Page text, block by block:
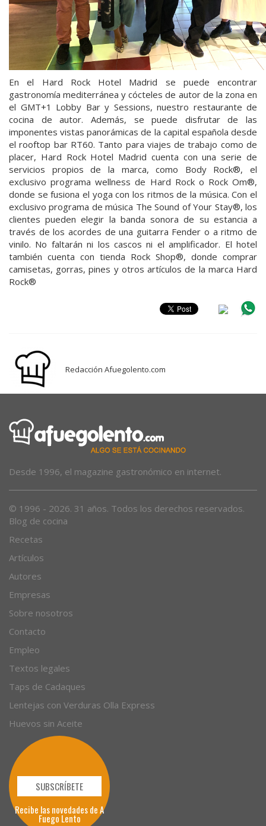
En el Hard Rock Hotel Madrid se puede encontrar
gastronomía mediterránea y cócteles de autor de la zona en
el GMT+1 Lobby Bar y Sessions, nuestro restaurante de
cocina de autor. Además, se puede disfrutar de las
imponentes vistas panorámicas de la capital española desde
el rooftop bar RT60. Tanto para viajes de trabajo como de
placer, Hard Rock Hotel Madrid cuenta con una serie de
servicios propios de la marca, como Body Rock®, el
exclusivo programa wellness de Hard Rock o Rock Om®,
donde se fusiona el yoga con los ritmos de la música. Con el
exclusivo programa de música The Sound of Your Stay®, los
clientes pueden elegir la banda sonora de su estancia a
través de los acordes de una guitarra Fender o a ritmo de
vinilo. No faltarán ni los cascos ni el amplificador. El hotel
también cuenta con tienda Rock Shop®, donde comprar
camisetas, gorras, pines y otros artículos de la marca Hard
Rock®
Redacción Afuegolento.com
Desde 1996, el magazine gastronómico en internet.
© 1996 - 2026. 31 años. Todos los derechos reservados.
Blog de cocina
Recetas
Artículos
Autores
Empresas
Sobre nosotros
Contacto
Empleo
Textos legales
Taps de Cadaques
Lentejas con Verduras Olla Express
Huevos sin Aceite
SUBSCRÍBETE
Recibe las novedades de A
Fuego Lento